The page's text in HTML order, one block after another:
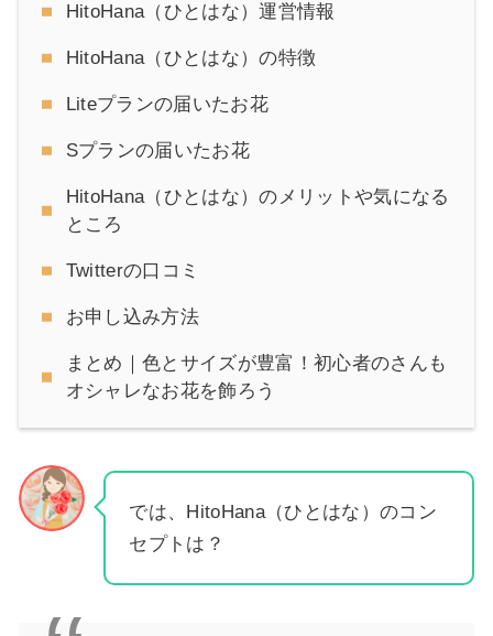
HitoHana（ひとはな）運営情報
HitoHana（ひとはな）の特徴
Liteプランの届いたお花
Sプランの届いたお花
HitoHana（ひとはな）のメリットや気になる
ところ
Twitterの口コミ
お申し込み方法
まとめ｜色とサイズが豊富！初心者のさんも
オシャレなお花を飾ろう
では、HitoHana（ひとはな）のコン
セプトは？